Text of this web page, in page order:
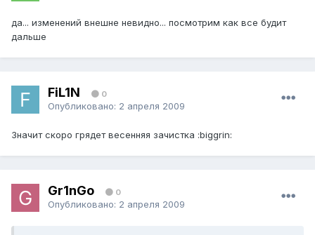
да... изменений внешне невидно... посмотрим как все будит
дальше
FiL1N 0
Опубликовано: 2 апреля 2009
Значит скоро грядет весенняя зачистка :biggrin:
Gr1nGo 0
Опубликовано: 2 апреля 2009